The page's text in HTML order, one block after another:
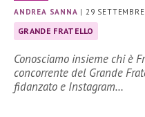
ANDREA SANNA |29
GRANDE FRATELLO
Conosciamo insieme chi è
concorrente del Grande
fidanzato e Instagram…